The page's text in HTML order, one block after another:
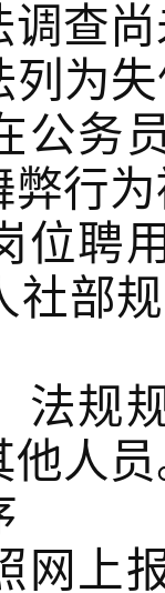
调查
列为
公务
弊行
位聘
社部
法规
他人
网上